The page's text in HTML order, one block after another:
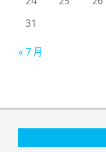
31
« 7 月